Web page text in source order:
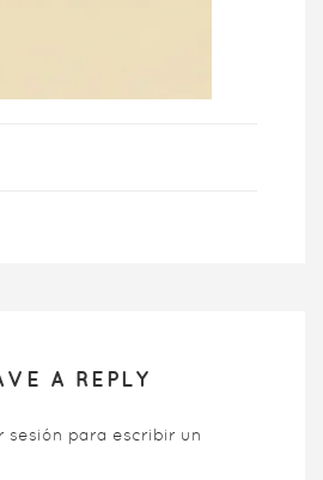
A REPLY
sesión para escribir un